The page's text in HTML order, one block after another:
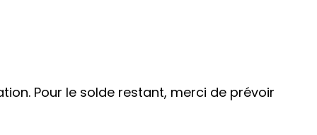
Pour le solde restant, merci de prévoir